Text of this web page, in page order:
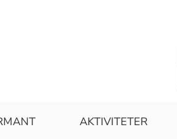
AKTIVITETER